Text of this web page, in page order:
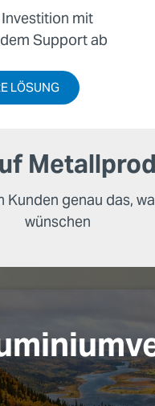
mit
Support ab
LÖSUNG
Kunden genau das,
wünschen